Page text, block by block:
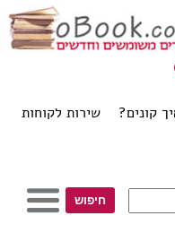
קונים?
שירות לקוחות